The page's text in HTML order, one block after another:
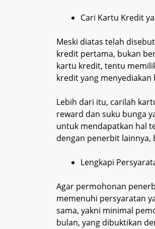
Cari Kartu Kredit
Meski diatas telah
kredit pertama, bukan
kartu kredit, tentu
kredit yang menyediakan
Lebih dari itu, carilah
reward dan suku bunga
untuk mendapatkan hal
dengan penerbit lainnya,
Lengkapi
Agar permohonan
memenuhi persyaratan
sama, yakni minimal
bulan, yang dibuktikan